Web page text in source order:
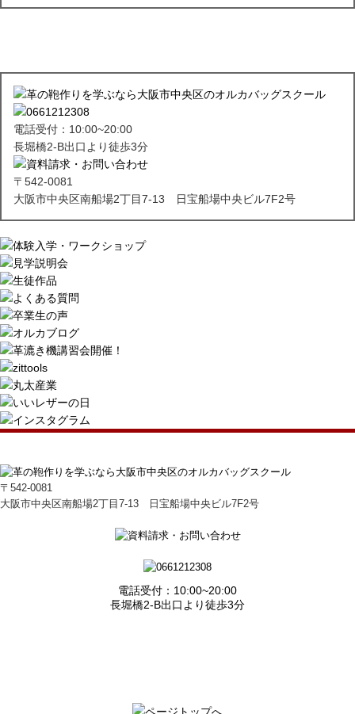
電話受付：10:00~20:00
長堀橋2-B出口より徒歩3分
〒542-0081
大阪市中央区南船場2丁目7-13 日宝船場中央ビル7F2号
〒542-0081
大阪市中央区南船場2丁目7-13 日宝船場中央ビル7F2号
電話受付：10:00~20:00
長堀橋2-B出口より徒歩3分